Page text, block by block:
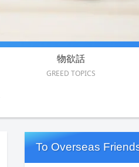
物欲話
GREED TOPICS
To Overseas